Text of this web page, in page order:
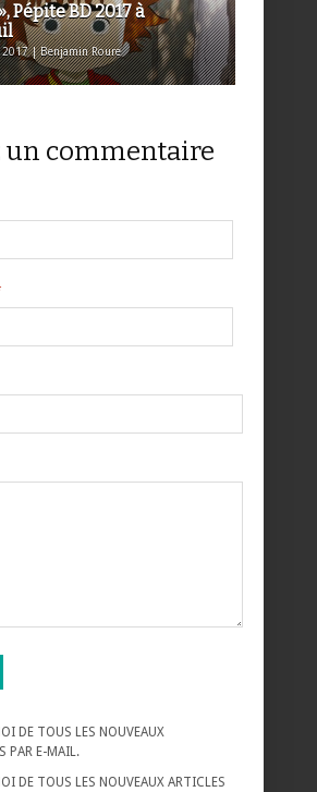
Pépite BD 2017 à
| Benjamin Roure
un commentaire
DE TOUS LES NOUVEAUX
PAR E-MAIL.
DE TOUS LES NOUVEAUX ARTICLES